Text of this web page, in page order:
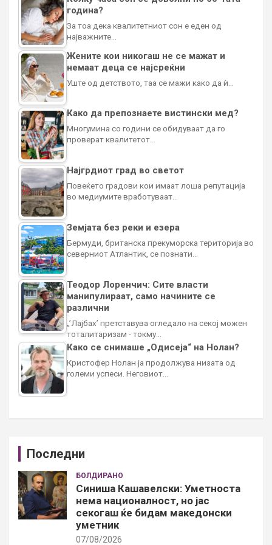
година?
За тоа дека квалитетниот сон е еден од
најважните…
Жените кои никогаш не се мажат и
немаат деца се најсреќни
Уште од детството, таа се мажи како да ѝ…
Како да препознаете вистински мед?
Многумина со години се обидуваат да го
проверат квалитетот…
Најгрдиот град во светот
Повеќето градови кои имаат лоша репутација
во медиумите вработуваат…
Земјата без реки и езера
Бермуди, британска прекуморска територија во
северниот Атлантик, се познати…
Теодор Лоренчич: Сите власти
манипулираат, само начините се
различни
„’Лајбах’ претставува огледало на секој можен
тоталитаризам - токму…
Како се снимаше „Одисеја“ на Нолан?
Кристофер Нолан ја продолжува низата од
големи успеси. Неговиот…
Последни
БОЛДИРАНО
Синиша Кашавелски: Уметноста
нема националност, но јас
секогаш ќе бидам македонски
уметник
07/08/2026